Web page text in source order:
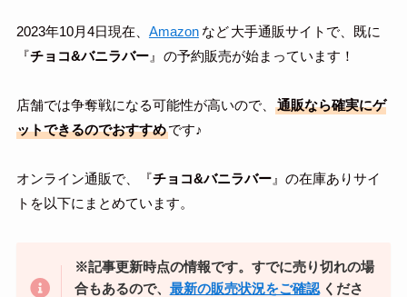
2023年10月4日現在、 Amazon など大手通販サイトで、既に
『チョコ&バニラバー』 の予約販売が始まっています！
店舗では争奪戦になる可能性が高いので、
通販なら確実にゲ
ットできるのでおすすめです♪
オンライン通販で、『チョコ&バニラバー』の在庫ありサイ
トを以下にまとめています。
※記事更新時点の情報です。すでに売り切れの場
合もあるので、 最新の販売状況をご確認 くださ